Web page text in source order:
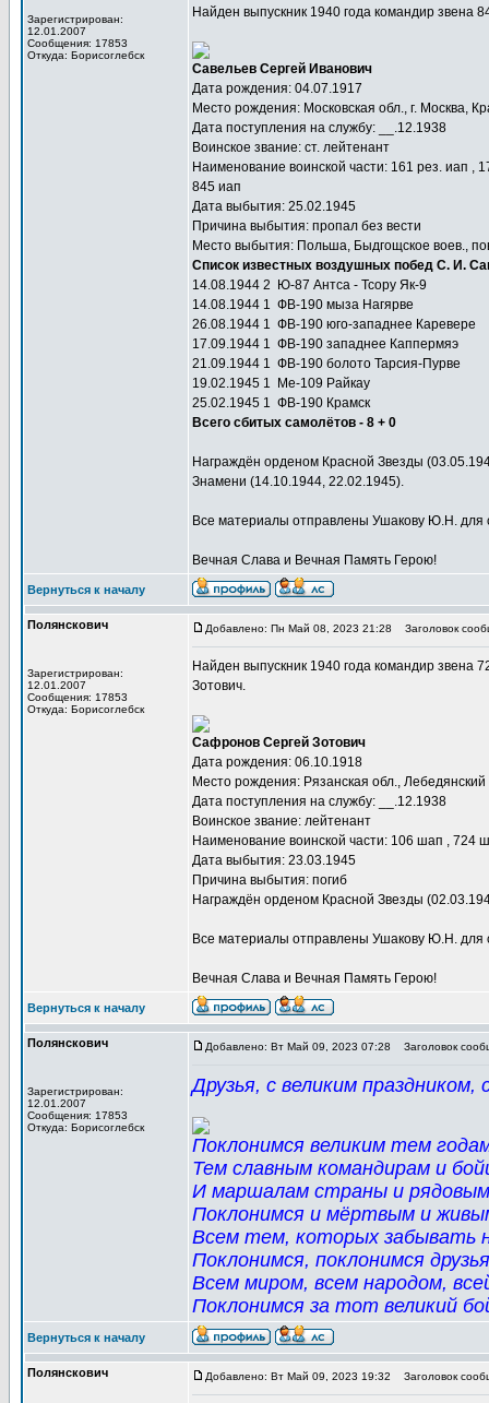
Зарегистрирован:
12.01.2007
Сообщения: 17853
Откуда: Борисоглебск
Найден выпускник 1940 года командир звена
Савельев Сергей Иванович
Дата рождения: 04.07.1917
Место рождения: Московская обл., г. Москва,
Дата поступления на службу: __.12.1938
Воинское звание: ст. лейтенант
Наименование воинской части: 161 рез. иап ,
845 иап
Дата выбытия: 25.02.1945
Причина выбытия: пропал без вести
Место выбытия: Польша, Быдгощское воев.,
Список известных воздушных побед С. И.
14.08.1944 2 Ю-87 Антса - Тсору Як-9
14.08.1944 1 ФВ-190 мыза Нагярве
26.08.1944 1 ФВ-190 юго-западнее Каревере
17.09.1944 1 ФВ-190 западнее Каппермяэ
21.09.1944 1 ФВ-190 болото Тарсия-Пурве
19.02.1945 1 Ме-109 Райкау
25.02.1945 1 ФВ-190 Крамск
Всего сбитых самолётов - 8 + 0
Награждён орденом Красной Звезды
Знамени (14.10.1944, 22.02.1945).
Все материалы отправлены Ушакову Ю.Н. для
Вечная Слава и Вечная Память Герою!
Вернуться к началу
Полянскович
Зарегистрирован:
12.01.2007
Сообщения: 17853
Откуда: Борисоглебск
Добавлено: Пн Май 08, 2023 21:28 Заголовок
Найден выпускник 1940 года командир
Зотович.
Сафронов Сергей Зотович
Дата рождения: 06.10.1918
Место рождения: Рязанская обл.,
Дата поступления на службу: __.12.1938
Воинское звание: лейтенант
Наименование воинской части: 106 шап , 724
Дата выбытия: 23.03.1945
Причина выбытия: погиб
Награждён орденом Красной Звезды
Все материалы отправлены Ушакову Ю.Н. для
Вечная Слава и Вечная Память Герою!
Вернуться к началу
Полянскович
Зарегистрирован:
12.01.2007
Сообщения: 17853
Откуда: Борисоглебск
Добавлено: Вт Май 09, 2023 07:28 Заголовок
Друзья, с великим
Поклонимся великим тем
Тем славным командирам и
И маршалам страны и
Поклонимся и мёртвым и
Всем тем, которых забывать
Поклонимся, поклонимся
Всем миром, всем народом,
Поклонимся за тот великий
Вернуться к началу
Полянскович Добавлено: Вт Май 09, 2023 19:32 Заголовок